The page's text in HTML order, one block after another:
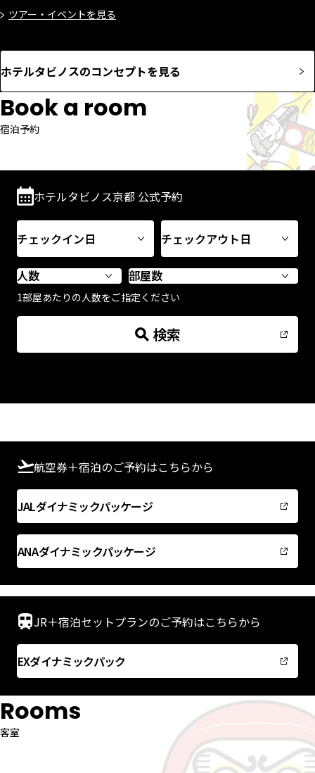
ツアー・イベントを​見る
ホテルタビノスのコンセプトを見る
Book a room
宿泊予約
ホテルタビノス京都 公式予約
1部屋あたりの人数をご指定ください
検索
航空券＋宿泊のご予約はこちらから
JALダイナミックパッケージ
ANAダイナミックパッケージ
JR＋宿泊セットプランのご予約はこちらから
EXダイナミックパック
Rooms
客室